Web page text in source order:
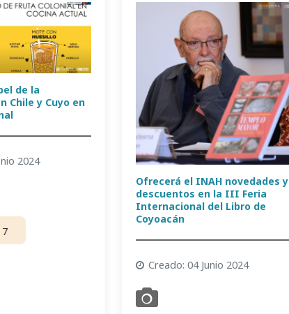
de la
Chile y Cuyo en
2024
Ofrecerá el INAH novedades y
descuentos en la III Feria
Internacional del Libro de
Coyoacán
Creado: 04 Junio 2024